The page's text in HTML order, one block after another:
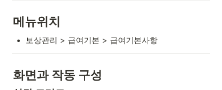
메뉴위치
보상관리 > 급여기본 > 급여기본사항
화면과 작동 구성